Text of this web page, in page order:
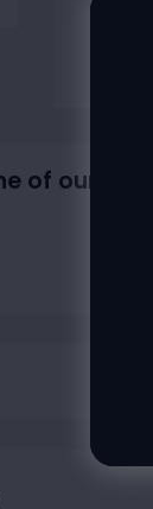
of our